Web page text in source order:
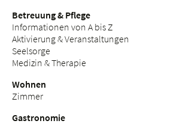
Betreuung & Pflege
Informationen von A bis Z
Aktivierung & Veranstaltungen
Seelsorge
Medizin & Therapie
Wohnen
Zimmer
Gastronomie